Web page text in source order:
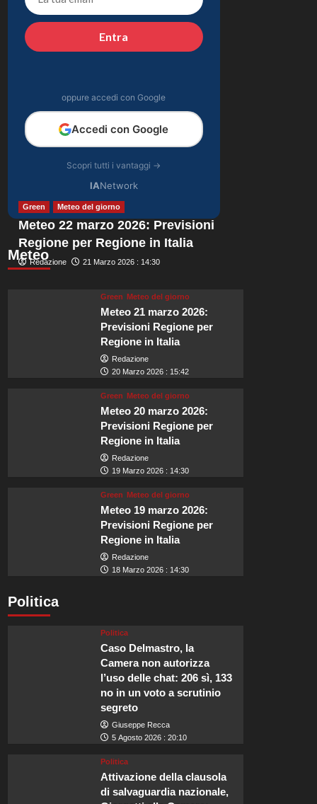
4
con Basalari e
contrasti secondo
Parpiglia
misteriosi.
Matrimonio in arrivo?
Entra
oppure accedi con Google
Accedi con Google
Scopri tutti i vantaggi →
IANetwork
Meteo
Green Meteo del giorno
Meteo 22 marzo 2026: Previsioni
Regione per Regione in Italia
Redazione 21 Marzo 2026 : 14:30
Green Meteo del giorno
Meteo 21 marzo 2026:
Previsioni Regione per
Regione in Italia
Redazione
20 Marzo 2026 : 15:42
Green Meteo del giorno
Meteo 20 marzo 2026:
Previsioni Regione per
Regione in Italia
Redazione
19 Marzo 2026 : 14:30
Green Meteo del giorno
Meteo 19 marzo 2026:
Previsioni Regione per
Regione in Italia
Redazione
18 Marzo 2026 : 14:30
Politica
Politica
Caso Delmastro, la
Camera non autorizza
l’uso delle chat: 206 sì, 133
no in un voto a scrutinio
segreto
Giuseppe Recca
5 Agosto 2026 : 20:10
Politica
Attivazione della clausola
di salvaguardia nazionale,